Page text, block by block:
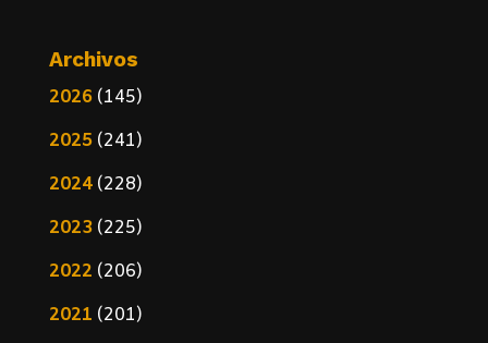
Archivos
2026(145)
2025(241)
2024(228)
2023(225)
2022 (206)
2021 (201)